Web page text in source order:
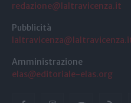
redazione@laltravicenza.it
Pubblicità
Amministrazione
elas@editoriale-elas.org